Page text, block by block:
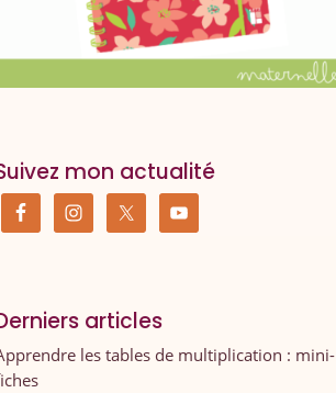
mon actualité
articles
les tables de multiplication : mini-